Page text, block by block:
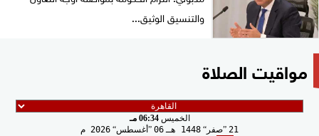
والتنسيق الوثيق...
مواقيت الصلاة
الخميس06:34 مـ
21 صفر 1448 هـ 06 أغسطس 2026 م